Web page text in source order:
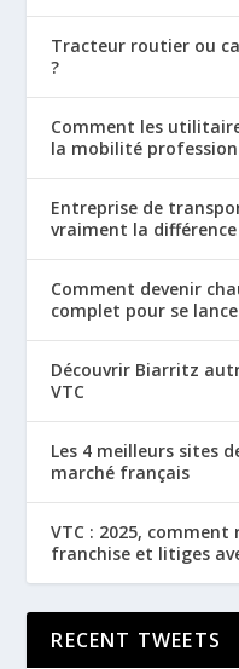
Tracteur routier ou
?
Comment les
la mobilité
Entreprise de
vraiment la
Comment devenir
complet pour se
Découvrir Biarritz
VTC
Les 4 meilleurs sites
marché français
VTC : 2025, comment
franchise et litiges
RECENT TWEETS